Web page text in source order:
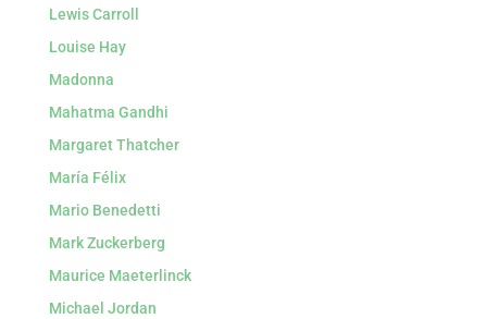
Lewis Carroll
Louise Hay
Madonna
Mahatma Gandhi
Margaret Thatcher
María Félix
Mario Benedetti
Mark Zuckerberg
Maurice Maeterlinck
Michael Jordan